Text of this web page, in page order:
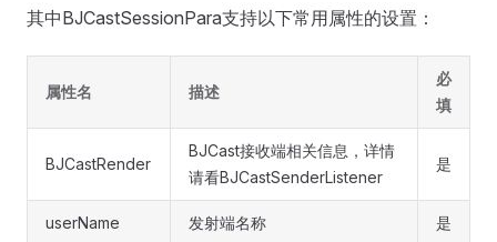
其中BJCastSessionPara支持以下常用属性的设置：
属性名 描述
必
填
BJCastRender
BJCast接收端相关信息，详情
请看BJCastSenderListener
是
userName 发射端名称 是